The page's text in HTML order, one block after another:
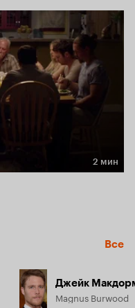
2 мин
Все
Джейк
Magnus Burwood